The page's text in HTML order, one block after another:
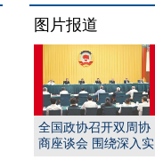
图片报道
全国政协召开双周协
商座谈会 围绕深入实